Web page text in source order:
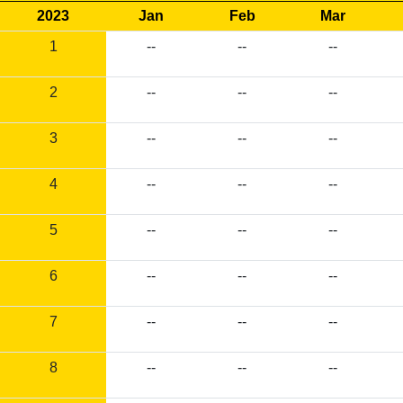
2023 Jan Feb Mar
1
-- -- --
2 -- -- --
3 -- -- --
4 -- -- --
5 -- -- --
6 -- -- --
7 -- -- --
8 -- -- --